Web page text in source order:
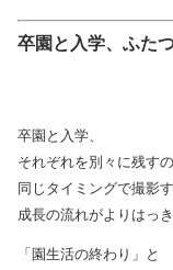
卒園と入学、ふた
卒園と入学、
それぞれを別々に残す
同じタイミングで撮影す
成長の流れがよりはっ
「園生活の終わり」と